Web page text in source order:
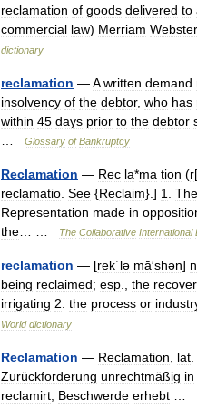
reclamation of goods delivered to
commercial law) Merriam Webster
dictionary
reclamation —A written demand
insolvency of the debtor, who has
within 45 days prior to the debtor
Glossary of Bankruptcy
Reclamation — Rec la*ma tion (r[
reclamatio See {Reclaim}.] 1 The
Representation made in
the
The Collaborative International
reclamation — [rek΄lə mā′shən] n
being reclaimed; esp the
irrigating 2 the process or
World dictionary
Reclamation — Reclamation lat
Zurückforderung unrechtmäßig in
reclamirt Beschwerde erhebt